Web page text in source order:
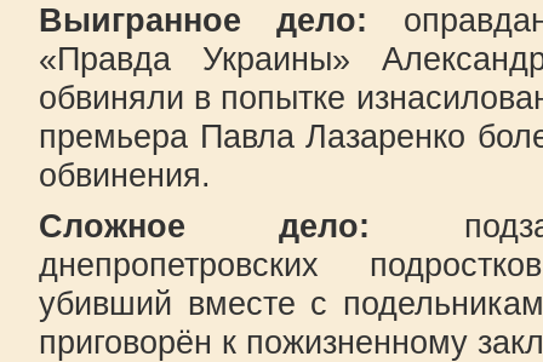
Выигранное дело:
«Правда Украины»
обвиняли в попытке
премьера Павла Лазаренко
обвинения.
Сложное дело:
днепропетровских
убивший вместе с
приговорён к пожизненному